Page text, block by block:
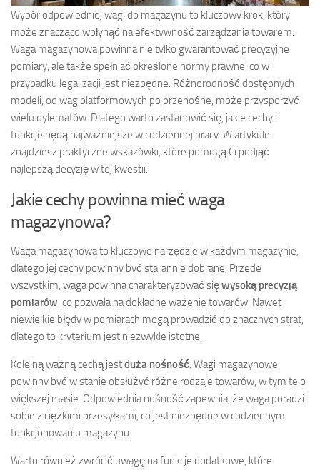
Wybór odpowiedniej wagi do magazynu to kluczowy krok, który
może znacząco wpłynąć na efektywność zarządzania towarem.
Waga magazynowa powinna nie tylko gwarantować precyzyjne
pomiary, ale także spełniać określone normy prawne, co w
przypadku legalizacji jest niezbędne. Różnorodność dostępnych
modeli, od wag platformowych po przenośne, może przysporzyć
wielu dylematów. Dlatego warto zastanowić się, jakie cechy i
funkcje będą najważniejsze w codziennej pracy. W artykule
znajdziesz praktyczne wskazówki, które pomogą Ci podjąć
najlepszą decyzję w tej kwestii.
Jakie cechy powinna mieć waga
magazynowa?
Waga magazynowa to kluczowe narzędzie w każdym magazynie,
dlatego jej cechy powinny być starannie dobrane. Przede
wszystkim, waga powinna charakteryzować sięwysoką precyzją
pomiarów, co pozwala na dokładne ważenie towarów. Nawet
niewielkie błędy w pomiarach mogą prowadzić do znacznych strat,
dlatego to kryterium jest niezwykle istotne.
Kolejną ważną cechą jestduża nośność. Wagi magazynowe
powinny być w stanie obsłużyć różne rodzaje towarów, w tym te o
większej masie. Odpowiednia nośność zapewnia, że waga poradzi
sobie z ciężkimi przesyłkami, co jest niezbędne w codziennym
funkcjonowaniu magazynu.
Warto również zwrócić uwagę na funkcje dodatkowe, które